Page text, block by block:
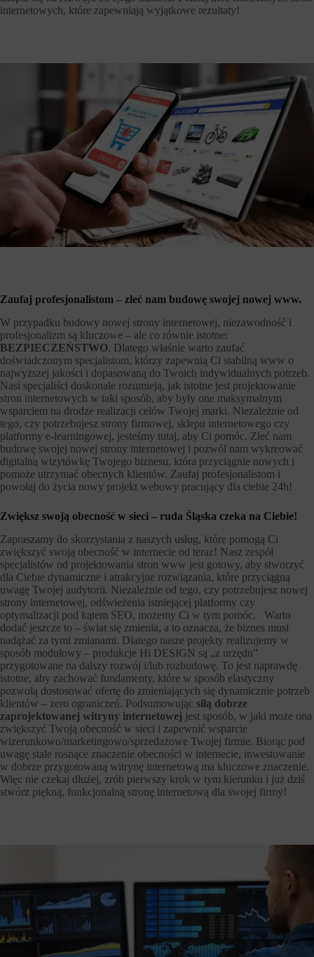
internetowych, które zapewniają wyjątkowe rezultaty!
Zaufaj profesjonalistom – zleć nam budowę swojej nowej www.
W przypadku budowy nowej strony internetowej, niezawodność i
profesjonalizm są kluczowe – ale co równie istotne:
BEZPIECZEŃSTWO. Dlatego właśnie warto zaufać
doświadczonym specjalistom, którzy zapewnią Ci stabilną www o
najwyższej jakości i dopasowaną do Twoich indywidualnych potrzeb.
Nasi specjaliści doskonale rozumieją, jak istotne jest projektowanie
stron internetowych w taki sposób, aby były one maksymalnym
wsparciem na drodze realizacji celów Twojej marki. Niezależnie od
tego, czy potrzebujesz strony firmowej, sklepu internetowego czy
platformy e-learningowej, jesteśmy tutaj, aby Ci pomóc. Zleć nam
budowę swojej nowej strony internetowej i pozwól nam wykreować
digitalną wizytówkę Twojego biznesu, która przyciągnie nowych i
pomoże utrzymać obecnych klientów. Zaufaj profesjonalistom i
powołaj do życia nowy projekt webowy pracujący dla ciebie 24h!
Zwiększ swoją obecność w sieci – ruda Śląska czeka na Ciebie!
Zapraszamy do skorzystania z naszych usług, które pomogą Ci
zwiększyć swoją obecność w internecie od teraz! Nasz zespół
specjalistów od projektowania stron www jest gotowy, aby stworzyć
dla Ciebie dynamiczne i atrakcyjne rozwiązania, które przyciągną
uwagę Twojej audytorii. Niezależnie od tego, czy potrzebujesz nowej
strony internetowej, odświeżenia istniejącej platformy czy
optymalizacji pod kątem SEO, możemy Ci w tym pomóc. Warto
dodać jeszcze to – świat się zmienia, a to oznacza, że biznes musi
nadążać za tymi zmianami. Dlatego nasze projekty realizujemy w
sposób modułowy – produkcje Hi DESIGN są „z urzędu”
przygotowane na dalszy rozwój i/lub rozbudowę. To jest naprawdę
istotne, aby zachować fundamenty, które w sposób elastyczny
pozwolą dostosować ofertę do zmieniających się dynamicznie potrzeb
klientów – zero ograniczeń. Podsumowując siłą dobrze
zaprojektowanej witryny internetowej jest sposób, w jaki może ona
zwiększyć Twoją obecność w sieci i zapewnić wsparcie
wizerunkowo/marketingowo/sprzedażowe Twojej firmie. Biorąc pod
uwagę stale rosnące znaczenie obecności w internecie, inwestowanie
w dobrze przygotowaną witrynę internetową ma kluczowe znaczenie.
Więc nie czekaj dłużej, zrób pierwszy krok w tym kierunku i już dziś
stwórz piękną, funkcjonalną stronę internetową dla swojej firmy!